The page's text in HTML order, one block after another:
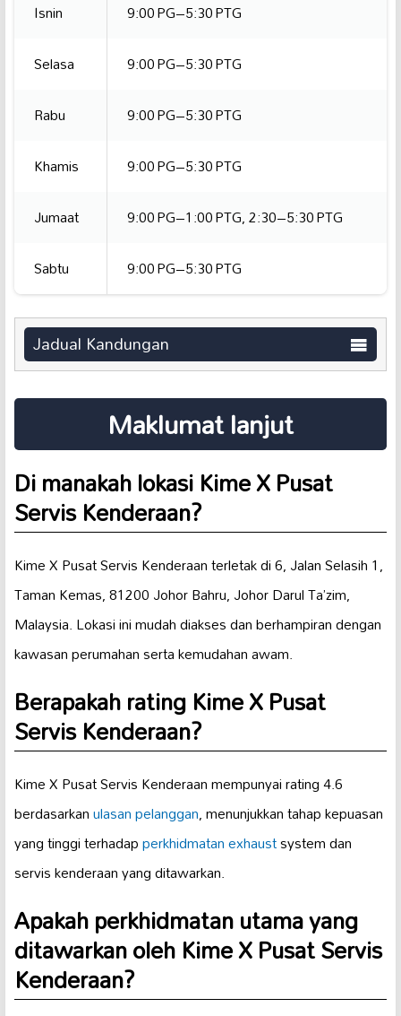
Isnin
9:00 PG–5:30 PTG
Selasa
9:00 PG–5:30 PTG
Rabu
9:00 PG–5:30 PTG
Khamis
9:00 PG–5:30 PTG
Jumaat
9:00 PG–1:00 PTG, 2:30–5:30 PTG
Sabtu
9:00 PG–5:30 PTG
Jadual Kandungan
Maklumat lanjut
Di manakah lokasi Kime X Pusat
Servis Kenderaan?
Kime X Pusat Servis Kenderaan terletak di 6, Jalan Selasih 1,
Taman Kemas, 81200 Johor Bahru, Johor Darul Ta’zim,
Malaysia. Lokasi ini mudah diakses dan berhampiran dengan
kawasan perumahan serta kemudahan awam.
Berapakah rating Kime X Pusat
Servis Kenderaan?
Kime X Pusat Servis Kenderaan mempunyai rating 4.6
berdasarkanulasan pelanggan, menunjukkan tahap kepuasan
yang tinggi terhadapperkhidmatan exhaustsystem dan
servis kenderaan yang ditawarkan.
Apakah perkhidmatan utama yang
ditawarkan oleh Kime X Pusat Servis
Kenderaan?